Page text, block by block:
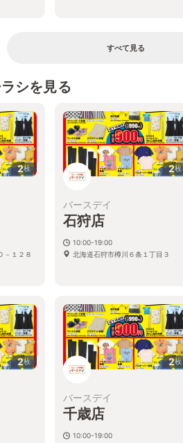
すべて見る
シを見る
2枚
－１２８
2枚
バースデイ
石狩店
10:00-19:00
北海道石狩市樽川６条１丁目３
2枚 2枚
バースデイ
千歳店
10:00-19:00